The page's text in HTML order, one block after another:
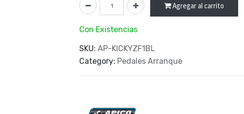
Agregar al carrito
Con Existencias
SKU: AP-KICKYZF1BL
Category: Pedales Arranque